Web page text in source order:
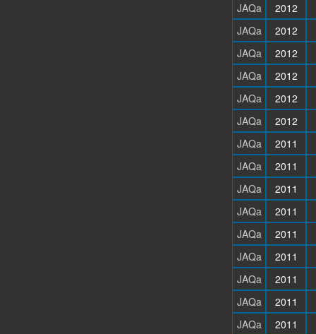
JAQa
2012
JAQa
2012
JAQa
2012
JAQa
2012
JAQa
2012
JAQa
2012
JAQa
2011
JAQa
2011
JAQa
2011
JAQa
2011
JAQa
2011
JAQa
2011
JAQa
2011
JAQa
2011
JAQa
2011